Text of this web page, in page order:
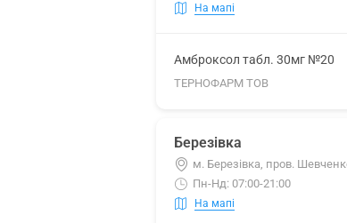
На мапі
Амброксол табл. 30мг №20
ТЕРНОФАРМ ТОВ
Березівка
м. Березівка, пров.
Пн-Нд: 07:00-21:00
На мапі